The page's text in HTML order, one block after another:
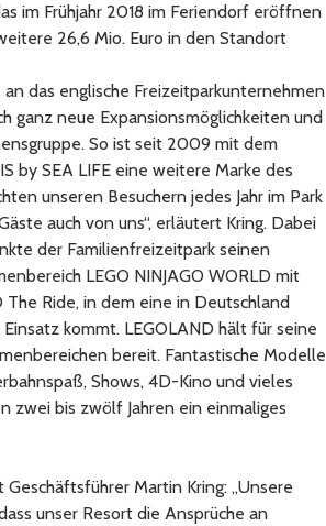
im Frühjahr 2018 im Feriendorf eröffnen
26,6 Mio. Euro in den Standort
das englische Freizeitparkunternehmen
ganz neue Expansionsmöglichkeiten und
So ist seit 2009 mit dem
by SEA LIFE eine weitere Marke des
unseren Besuchern jedes Jahr im Park
auch von uns“, erläutert Kring. Dabei
der Familienfreizeitpark seinen
LEGO NINJAGO WORLD mit
Ride, in dem eine in Deutschland
kommt. LEGOLAND hält für seine
bereit. Fantastische Modelle
Shows, 4D-Kino und vieles
zwei bis zwölf Jahren ein einmaliges
Martin Kring: „Unsere
unser Resort die Ansprüche an